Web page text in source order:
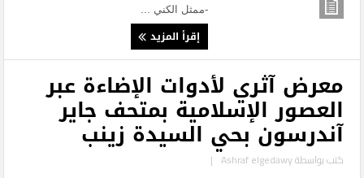
-ممثل الكني ...
إقرأ المزيد
معرض آثري لأدوات الإضاءة عبر
العصور الإسلامية بمتحف جاير
آندرسون بحي السيدة زينب
كتب بواسطةAshraf elgedawy
|